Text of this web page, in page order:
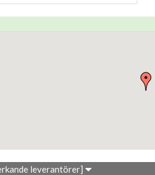
leverantörer]